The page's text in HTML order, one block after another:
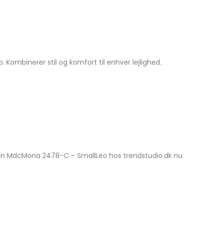
Kombinerer stil og komfort til enhver lejlighed.
2478-C – SmallLeo hos trendstudio.dk nu